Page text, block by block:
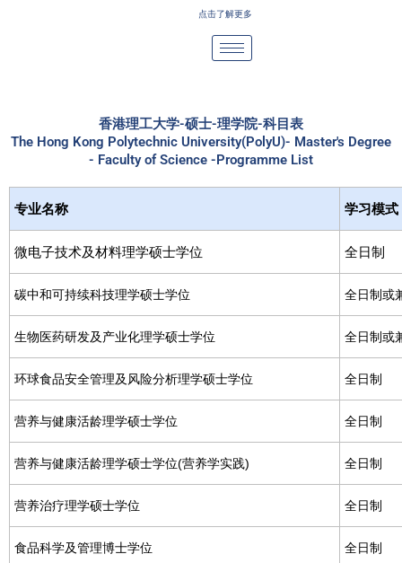
点击了解更多
香港理工大学-硕士-理学院-科目表
The Hong Kong Polytechnic University(PolyU)- Master's Degree
- Faculty of Science -Programme List
专业名称 学习模式
微电子技术及材料理学硕士学位 全日制
碳中和可持续科技理学硕士学位 全日制或
生物医药研发及产业化理学硕士学位 全日制或
环球食品安全管理及风险分析理学硕士学位 全日制
营养与健康活龄理学硕士学位 全日制
营养与健康活龄理学硕士学位(营养学实践) 全日制
营养治疗理学硕士学位 全日制
食品科学及管理博士学位 全日制